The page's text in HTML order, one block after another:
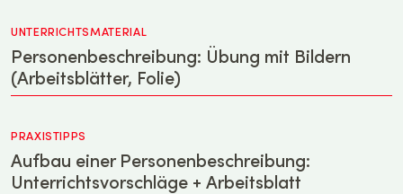
UNTERRICHTSMATERIAL
Personenbeschreibung: Übung mit Bildern
(Arbeitsblätter, Folie)
PRAXISTIPPS
Aufbau einer Personenbeschreibung:
Unterrichtsvorschläge + Arbeitsblatt